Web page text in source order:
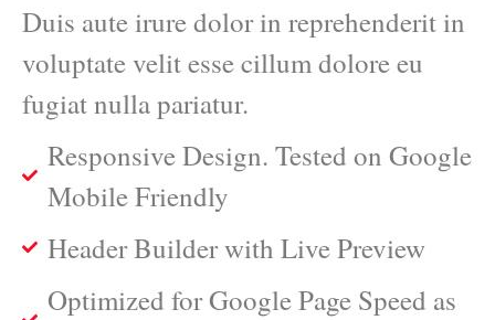
Duis aute irure dolor in reprehenderit in
voluptate velit esse cillum dolore eu
fugiat nulla pariatur.
Responsive Design. Tested on Google
Mobile Friendly
Header Builder with Live Preview
Optimized for Google Page Speed as